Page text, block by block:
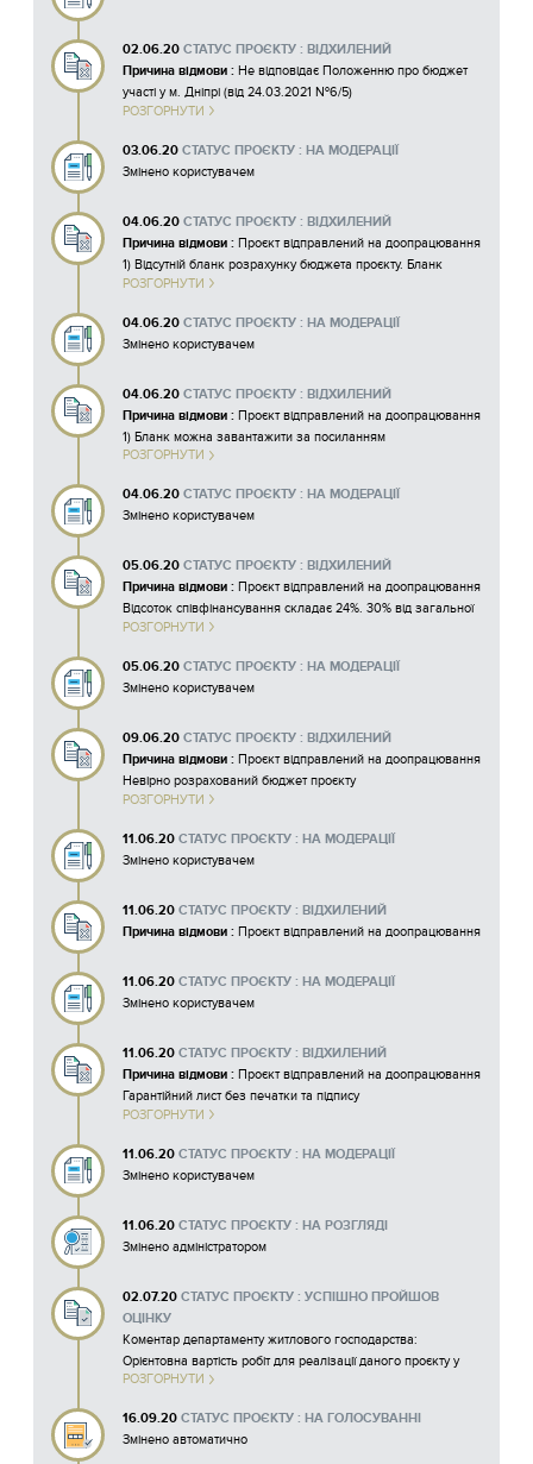
02.06.20 СТАТУС ПРОЄКТУ : ВІДХИЛЕНИЙ
Причина відмови : Не відповідає Положенню про бюджет
участі у м. Дніпрі (від 24.03.2021 №6/5)
1) Відсутній бланк розрахунку бюджета проєкту. Бланк
https://adm.dniprorada.gov.ua/help/forms ; 2) Відсутній
гарантійний лист від ОСББ. Гарантійний лист можна
https://adm.dniprorada.gov.ua/help/forms
РОЗГОРНУТИ
03.06.20 СТАТУС ПРОЄКТУ : НА МОДЕРАЦІЇ
Змінено користувачем
04.06.20 СТАТУС ПРОЄКТУ : ВІДХИЛЕНИЙ
Причина відмови : Проєкт відправлений на доопрацювання
1) Відсутній бланк розрахунку бюджета проєкту. Бланк
можна завантажити за посиланням
гарантійний лист від ОСББ. Гарантійний лист можна
завантажити за посиланням
РОЗГОРНУТИ
04.06.20 СТАТУС ПРОЄКТУ : НА МОДЕРАЦІЇ
Змінено користувачем
04.06.20 СТАТУС ПРОЄКТУ : ВІДХИЛЕНИЙ
Причина відмови : Проєкт відправлений на доопрацювання
1) Бланк можна завантажити за посиланням
https://adm.dniprorada.gov.ua/help/forms ;
РОЗГОРНУТИ
04.06.20 СТАТУС ПРОЄКТУ : НА МОДЕРАЦІЇ
Змінено користувачем
05.06.20 СТАТУС ПРОЄКТУ : ВІДХИЛЕНИЙ
Причина відмови : Проєкт відправлений на доопрацювання
Відсоток співфінансування складає 24%. 30% від загальної
суми 193 290 грн складає 57 987 грн.
РОЗГОРНУТИ
05.06.20 СТАТУС ПРОЄКТУ : НА МОДЕРАЦІЇ
Змінено користувачем
09.06.20 СТАТУС ПРОЄКТУ : ВІДХИЛЕНИЙ
Причина відмови : Проєкт відправлений на доопрацювання
Невірно розрахований бюджет проєкту
15916846850124_110.xlsx
РОЗГОРНУТИ
11.06.20 СТАТУС ПРОЄКТУ : НА МОДЕРАЦІЇ
Змінено користувачем
11.06.20 СТАТУС ПРОЄКТУ : ВІДХИЛЕНИЙ
Причина відмови : Проєкт відправлений на доопрацювання
11.06.20 СТАТУС ПРОЄКТУ : НА МОДЕРАЦІЇ
Змінено користувачем
11.06.20 СТАТУС ПРОЄКТУ : ВІДХИЛЕНИЙ
Причина відмови : Проєкт відправлений на доопрацювання
Гарантійний лист без печатки та підпису
РОЗГОРНУТИ
11.06.20 СТАТУС ПРОЄКТУ : НА МОДЕРАЦІЇ
Змінено користувачем
11.06.20 СТАТУС ПРОЄКТУ : НА РОЗГЛЯДІ
Змінено адміністратором
02.07.20 СТАТУС ПРОЄКТУ : УСПІШНО ПРОЙШОВ
ОЦІНКУ
Коментар департаменту житлового господарства:
Орієнтовна вартість робіт для реалізації даного проєкту у
рамках Бюджету участі згідно договірної ціни складає 161
зв'язку з чим змінюється бюджетні кошти на суму 135 303.
Автору проекту необхідно виконати зміни в проекті участі та
РОЗГОРНУТИ
16.09.20 СТАТУС ПРОЄКТУ : НА ГОЛОСУВАННІ
Змінено автоматично